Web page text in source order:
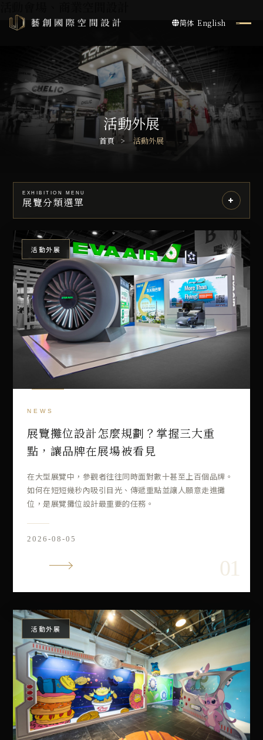
简体 English
活動外展
首頁 活動外展
EXHIBITION MENU
展覽分類選單
活動外展
展覽攤位設計怎麼規劃？掌握三大重
點，讓品牌在展場被看見
在大型展覽中，參觀者往往同時面對數十甚至上百個品牌。
如何在短短幾秒內吸引目光、傳遞重點並讓人願意走進攤
位，是展覽攤位設計最重要的任務。
2026-08-05
VIEW
活動外展